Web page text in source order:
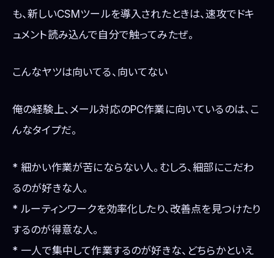
も、新しいCSMツールを導入されたときは、速攻でドキ
ュメント読み込んで自分で触ってみたぜ。
こんなヤツは向いてる、向いてない
俺の経験上、メール対応のPC作業に向いているのは、こ
んなタイプだ。
* 細かい作業が苦にならない人。むしろ、細部にこだわ
るのが好きな人。
* ルーティンワークを効率化したり、改善点を見つけたり
するのが得意な人。
* 一人で集中して作業するのが好きな、どちらかといえ